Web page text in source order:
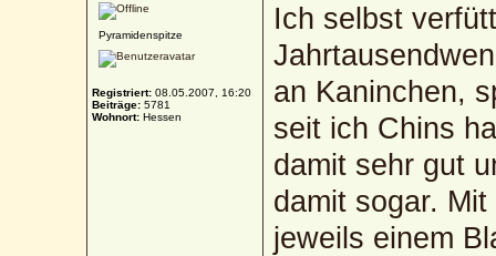
Pyramidenspitze
Registriert: 08.05.2007, 16:20
Beiträge: 5781
Wohnort: Hessen
Ich selbst
an Kaninchen,
seit ich Chins
damit sehr gut
damit sogar.
jeweils einem